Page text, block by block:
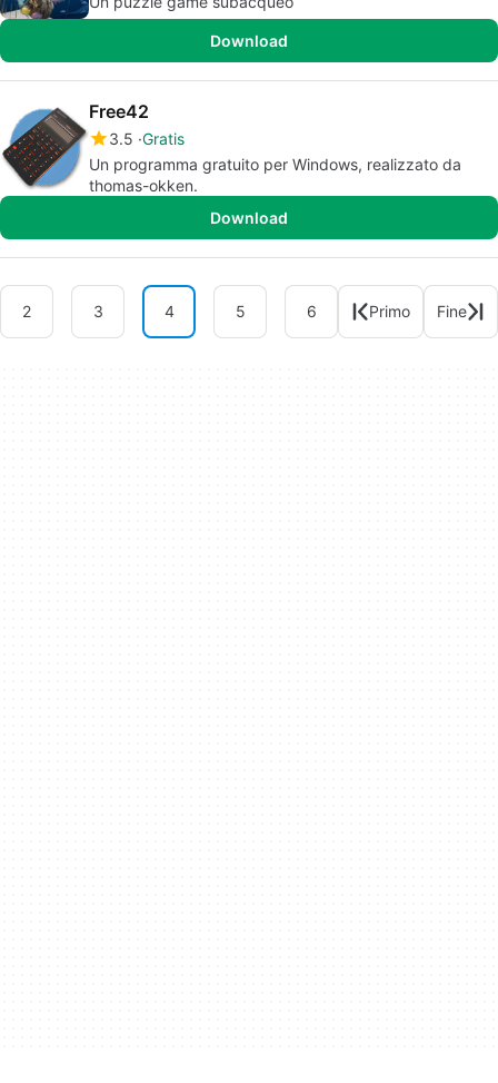
Download
Free42
3.5 Gratis
Un programma gratuito per Windows, realizzato da
thomas-okken.
Download
2 3 4 5 6 Primo Fine